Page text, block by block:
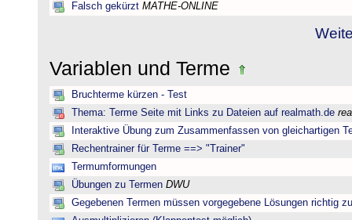
Falsch gekürzt MATHE-ONLINE
Variablen und Terme
Bruchterme kürzen - Test
Thema: Terme Seite mit Links zu Dateien auf realmath.de
Interaktive Übung zum Zusammenfassen von gleichartigen
Rechentrainer für Terme ==> "Trainer"
Termumformungen
Übungen zu Termen DWU
Gegebenen Termen müssen vorgegebene Lösungen richtig